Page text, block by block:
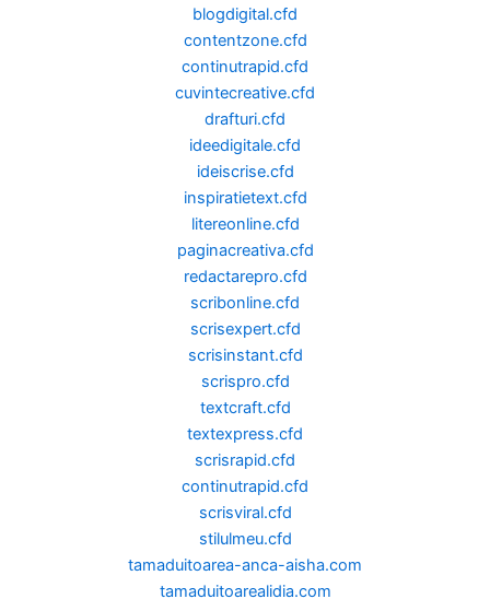
blogdigital.cfd
contentzone.cfd
continutrapid.cfd
cuvintecreative.cfd
drafturi.cfd
ideedigitale.cfd
ideiscrise.cfd
inspiratietext.cfd
litereonline.cfd
paginacreativa.cfd
redactarepro.cfd
scribonline.cfd
scrisexpert.cfd
scrisinstant.cfd
scrispro.cfd
textcraft.cfd
textexpress.cfd
scrisrapid.cfd
continutrapid.cfd
scrisviral.cfd
stilulmeu.cfd
tamaduitoarea-anca-aisha.com
tamaduitoarealidia.com